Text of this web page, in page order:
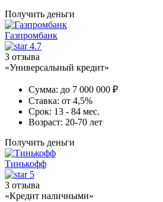
Получить деньги
Газпромбанк
4.7
3 отзыва
«Универсальный кредит»
Сумма: до 7 000 000 ₽
Ставка: от 4,5%
Срок: 13 - 84 мес.
Возраст: 20-70 лет
Получить деньги
Тинькофф
5
3 отзыва
«Кредит наличными»